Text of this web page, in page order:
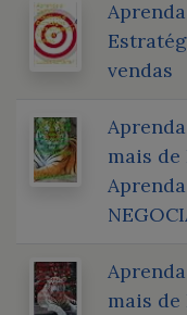
vendas
mais de
Aprenda
mais de